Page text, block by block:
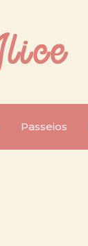
Passeios